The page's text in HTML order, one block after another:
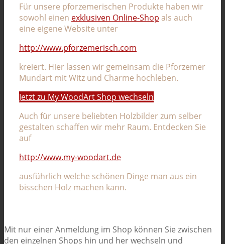
Für unsere pforzemerischen Produkte haben wir
sowohl einen exklusiven Online-Shop als auch
eine eigene Website unter
http://www.pforzemerisch.com
kreiert. Hier lassen wir gemeinsam die Pforzemer
Mundart mit Witz und Charme hochleben.
Jetzt zu My WoodArt Shop wechseln
Auch für unsere beliebten Holzbilder zum selber
gestalten schaffen wir mehr Raum. Entdecken Sie
auf
http://www.my-woodart.de
ausführlich welche schönen Dinge man aus ein
bisschen Holz machen kann.
Mit nur einer Anmeldung im Shop können Sie zwischen
den einzelnen Shops hin und her wechseln und